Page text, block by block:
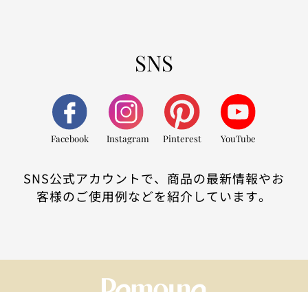
SNS
Facebook Instagram Pinterest YouTube
SNS公式アカウントで、商品の最新情報やお
客様のご使用例などを紹介しています。